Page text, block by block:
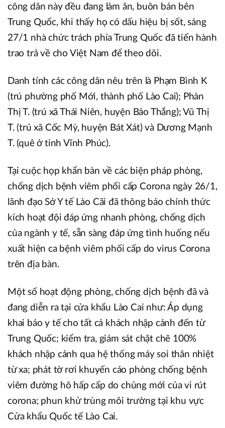
công dân này đều đang làm ăn, buôn bán bên
Trung Quốc, khi thấy họ có dấu hiệu bị sốt, sáng
27/1 nhà chức trách phía Trung Quốc đã tiến hành
trao trả về cho Việt Nam để theo dõi.
Danh tính các công dân nêu trên là Phạm Bình K
(trú phường phố Mới, thành phố Lào Cai); Phàn
Thị T. (trú xã Thái Niên, huyện Bảo Thắng); Vũ Thị
T. (trú xã Cốc Mỳ, huyện Bát Xát) và Dương Mạnh
T. (quê ở tỉnh Vĩnh Phúc).
Tại cuộc họp khẩn bàn về các biện pháp phòng,
chống dịch bệnh viêm phổi cấp Corona ngày 26/1,
lãnh đạo Sở Y tế Lào Cãi đã thông báo chính thức
kích hoạt đội đáp ứng nhanh phòng, chống dịch
của ngành y tế, sẵn sàng đáp ứng tình huống nếu
xuất hiện ca bệnh viêm phối cấp do virus Corona
trên địa bàn.
Một số hoạt động phòng, chống dịch bệnh đã và
đang diễn ra tại cửa khẩu Lào Cai như: Áp dụng
khai báo y tế cho tất cả khách nhập cảnh đến từ
Trung Quốc; kiểm tra, giám sát chặt chẽ 100%
khách nhập cảnh qua hệ thống máy soi thân nhiệt
từ xa; phát tờ rơi khuyến cáo phòng chống bệnh
viêm đường hô hấp cấp do chủng mới của vi rút
corona; phun khử trùng môi trường tại khu vực
Cửa khẩu Quốc tế Lào Cai.